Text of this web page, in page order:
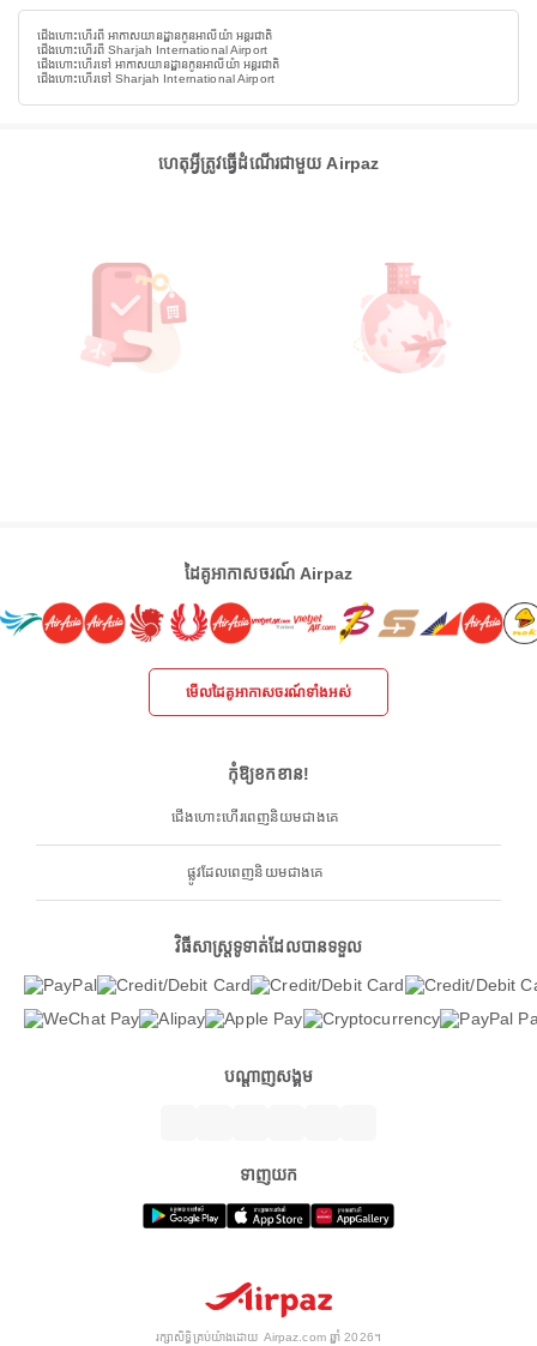
ជើងហោះហើរពី អាកាសយានដ្ឋានកូនអាលីយ៉ា អន្តរជាតិ
ជើងហោះហើរពី Sharjah International Airport
ជើងហោះហើរទៅ អាកាសយានដ្ឋានកូនអាលីយ៉ា អន្តរជាតិ
ជើងហោះហើរទៅ Sharjah International Airport
ហេតុអ្វីត្រូវធ្វើដំណើរជាមួយ Airpaz
ដៃគូអាកាសចរណ៍ Airpaz
មើលដៃគូអាកាសចរណ៍ទាំងអស់
កុំឱ្យខកខាន!
ជើងហោះហើរពេញនិយមជាងគេ
ផ្លូវដែលពេញនិយមជាងគេ
វិធីសាស្ត្រទូទាត់ដែលបានទទួល
បណ្តាញសង្គម
ទាញយក
រក្សាសិទ្ធិគ្រប់យ៉ាងដោយ Airpaz.com ឆ្នាំ 2026។